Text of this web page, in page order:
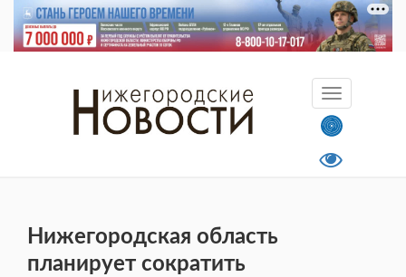
Нижегородская область
планирует сократить